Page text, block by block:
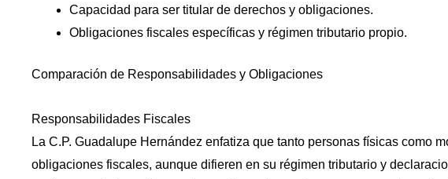
Capacidad para ser titular de derechos y obligaciones.
Obligaciones fiscales específicas y régimen tributario propio.
Comparación de Responsabilidades y Obligaciones
Responsabilidades Fiscales
La C.P. Guadalupe Hernández enfatiza que tanto personas físicas como
obligaciones fiscales, aunque difieren en su régimen tributario y